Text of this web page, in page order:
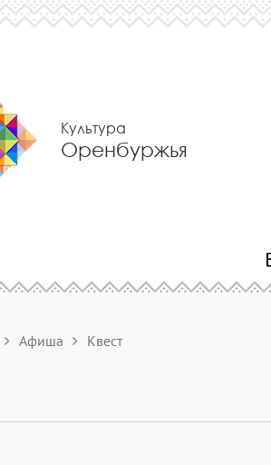
Культура
Оренбуржья
Афиша Квест